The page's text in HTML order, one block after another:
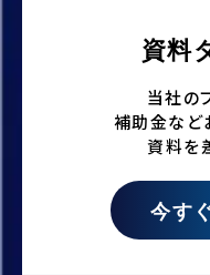
資料
当社の
補助金など
資料を
今す